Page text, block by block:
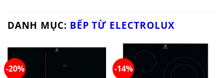
DANH MỤC: BẾP TỪ ELECTROLUX
-20% -14%